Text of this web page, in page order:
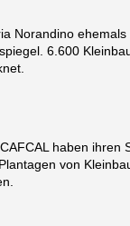
Norandino
6.600
haben
von